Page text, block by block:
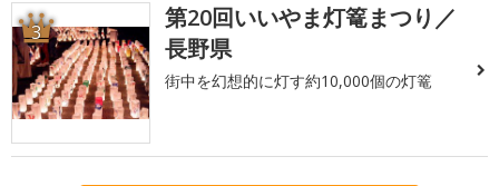
3
第20回いいやま灯篭まつり／
長野県
街中を幻想的に灯す約10,000個の灯篭